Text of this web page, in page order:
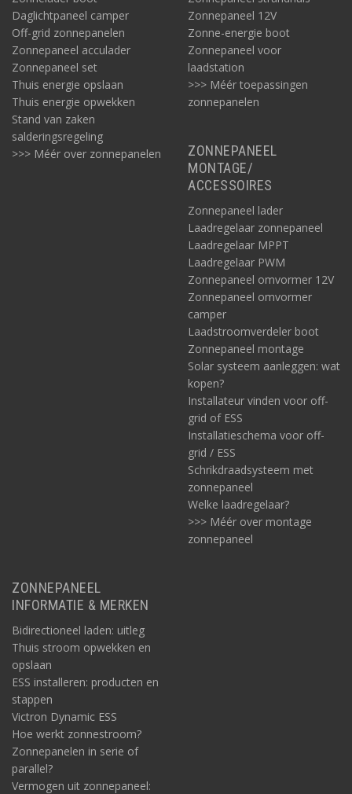
Daglichtpaneel camper
Off-grid zonnepanelen
Zonnepaneel acculader
Zonnepaneel set
Thuis energie opslaan
Thuis energie opwekken
Stand van zaken
salderingsregeling
>>> Méér over zonnepanelen
Zonnepaneel 12V
Zonne-energie boot
Zonnepaneel voor
laadstation
>>> Méér toepassingen
zonnepanelen
ZONNEPANEEL
MONTAGE/
ACCESSOIRES
Zonnepaneel lader
Laadregelaar zonnepaneel
Laadregelaar MPPT
Laadregelaar PWM
Zonnepaneel omvormer 12V
Zonnepaneel omvormer
camper
Laadstroomverdeler boot
Zonnepaneel montage
Solar systeem aanleggen: wat
kopen?
Installateur vinden voor off-
grid of ESS
Installatieschema voor off-
grid / ESS
Schrikdraadsysteem met
zonnepaneel
Welke laadregelaar?
>>> Méér over montage
zonnepaneel
ZONNEPANEEL
INFORMATIE & MERKEN
Bidirectioneel laden: uitleg
Thuis stroom opwekken en
opslaan
ESS installeren: producten en
stappen
Victron Dynamic ESS
Hoe werkt zonnestroom?
Zonnepanelen in serie of
parallel?
Vermogen uit zonnepaneel: